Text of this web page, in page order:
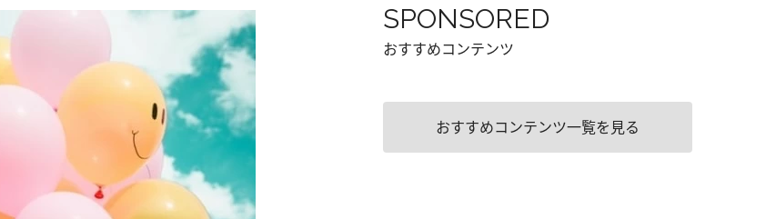
SPONSORED
おすすめコンテンツ
おすすめコンテンツ一覧を見る